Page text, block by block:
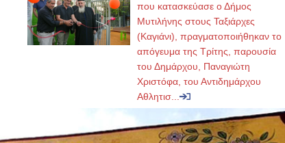
που κατασκεύασε ο Δήμος
Μυτιλήνης στους Ταξιάρχες
(Καγιάνι), πραγματοποιήθηκαν το
απόγευμα της Τρίτης, παρουσία
του Δημάρχου, Παναγιώτη
Χριστόφα, του Αντιδημάρχου
Αθλητισ...